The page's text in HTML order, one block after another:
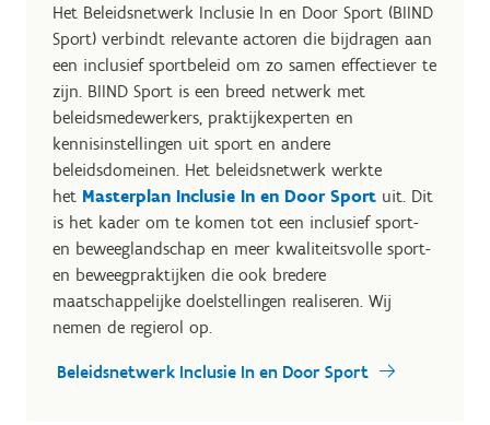
Het Beleidsnetwerk Inclusie In en Door Sport (BIIND
Sport) verbindt relevante actoren die bijdragen aan
een inclusief sportbeleid om zo samen effectiever te
zijn. BIIND Sport is een breed netwerk met
beleidsmedewerkers, praktijkexperten en
kennisinstellingen uit sport en andere
beleidsdomeinen. Het beleidsnetwerk werkte
het Masterplan Inclusie In en Door Sport uit. Dit
is het kader om te komen tot een inclusief sport-
en beweeglandschap en meer kwaliteitsvolle sport-
en beweegpraktijken die ook bredere
maatschappelijke doelstellingen realiseren. Wij
nemen de regierol op.
Beleidsnetwerk Inclusie In en Door Sport